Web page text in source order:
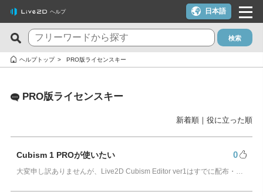
ヘルプ
新着のFAQ
サードパーティ製アプリケーションにおけるCubism Editorおよ
Cookie同意の設定内容を変更したい
alpha版のCubism Editorで作成したファイル(cmo3,can3,moc3)
役に立った質問TOP10
が表示される
ライセンスキー1つでPC複数台は利用できる？
トライアル版とフリー版の違いは？
検索
ヘルプトップ PRO版ライセンスキー
PRO版ライセンスキー
新着順 ｜役に立った順
Cubism 1 PROが使いたい 0
大変申し訳ありませんが、Live2D Cubism Editor ver1はすでに配布・サポートを終了しております。 最新版のCubismをご利用ください。…
日本語